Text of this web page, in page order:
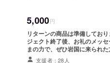
5,000円
リターンの商品は準備してお
ジェクト終了後、お礼のメッ
まの力で、ぜひ岩国に来られ
のリターンと同様の内容となり
支援者：28人